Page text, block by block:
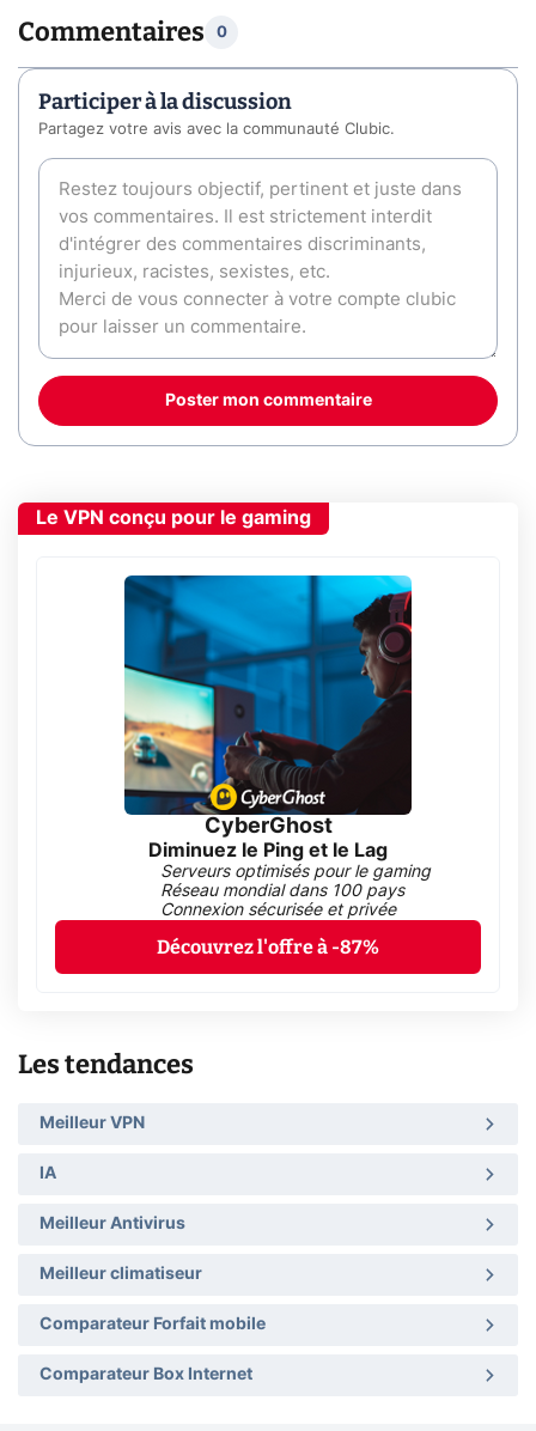
Commentaires 0
Participer à la discussion
Partagez votre avis avec la communauté Clubic.
Poster mon commentaire
Le VPN conçu pour le gaming
CyberGhost
Diminuez le Ping et le Lag
Serveurs optimisés pour le gaming
Réseau mondial dans 100 pays
Connexion sécurisée et privée
Découvrez l'offre à -87%
Les tendances
Meilleur VPN
IA
Meilleur Antivirus
Meilleur climatiseur
Comparateur Forfait mobile
Comparateur Box Internet